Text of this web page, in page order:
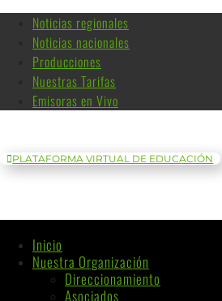
Noticias regionales
Noticias nacionales
Producciones
Nuestras Tarifas
Emisoras en Vivo
PLATAFORMA VIRTUAL DE EDUCACIÓN
Inicio
Nuestra Organización
Direccionamiento
Asociados